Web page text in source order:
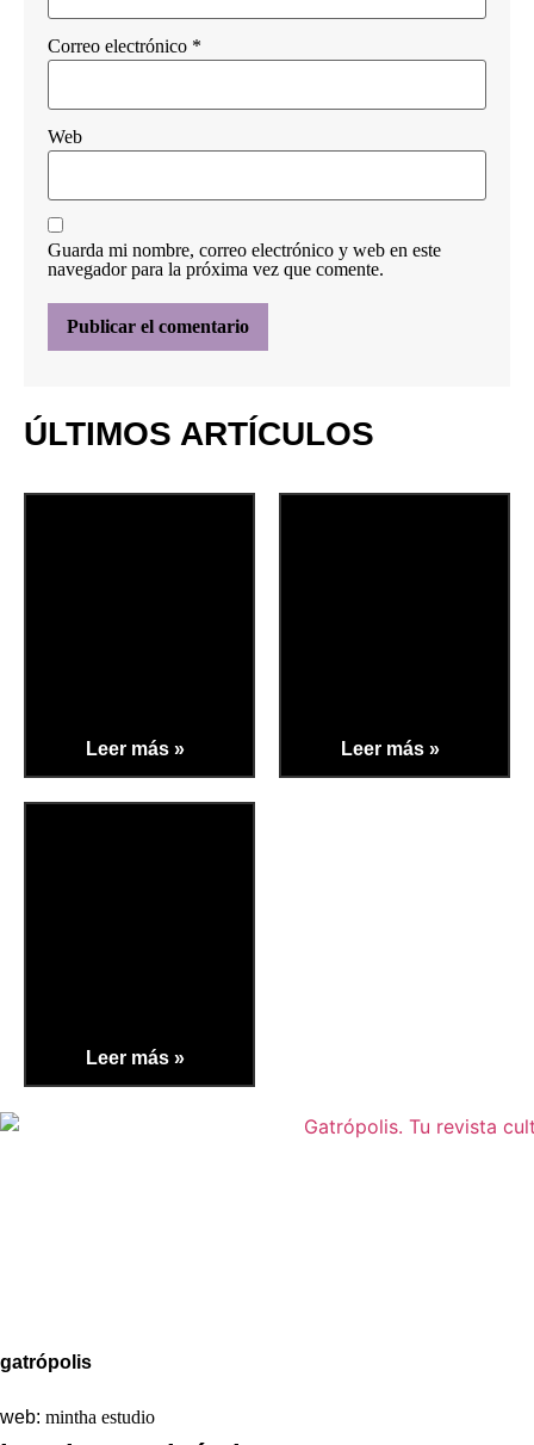
Correo electrónico *
Web
Guarda mi nombre, correo electrónico y web en este
navegador para la próxima vez que comente.
ÚLTIMOS ARTÍCULOS
Leer más » Leer más »
Leer más »
gatrópolis
web: mintha estudio